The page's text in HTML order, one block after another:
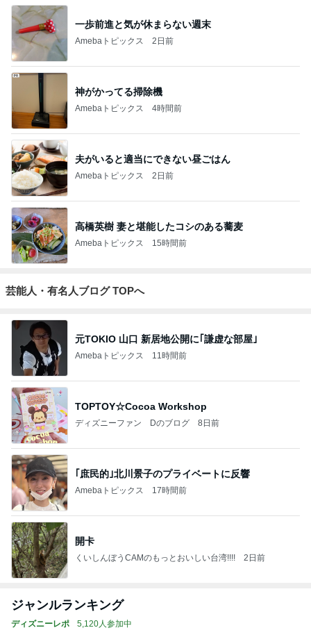
一歩前進と気が休まらない週末
Amebaトピックス 2日前
神がかってる掃除機
Amebaトピックス 4時間前
夫がいると適当にできない昼ごはん
Amebaトピックス 2日前
高橋英樹 妻と堪能したコシのある蕎麦
Amebaトピックス 15時間前
芸能人・有名人ブログ TOPへ
元TOKIO 山口 新居地公開に｢謙虚な部屋｣
Amebaトピックス 11時間前
TOPTOY☆Cocoa Workshop
ディズニーファン Dのブログ 8日前
｢庶民的｣北川景子のプライベートに反響
Amebaトピックス 17時間前
開卡
くいしんぼうCAMのもっとおいしい台湾!!!! 2日前
ジャンルランキング
ディズニーレポ 5,120人参加中